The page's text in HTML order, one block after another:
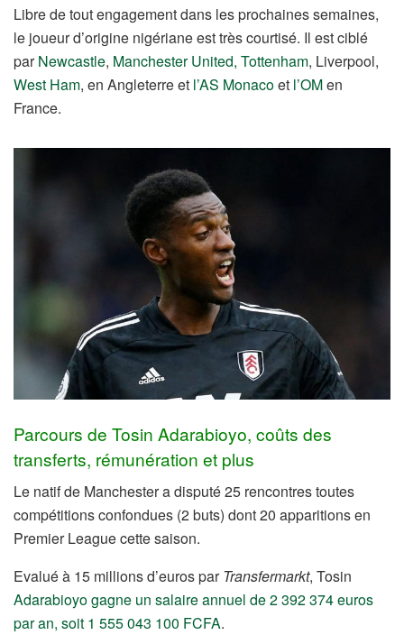
Libre de tout engagement dans les prochaines semaines,
le joueur d’origine nigériane est très courtisé. Il est ciblé
parNewcastle, Manchester United, Tottenham, Liverpool,
West Ham, en Angleterre et l’AS Monacoet l’OMen
France.
Parcours de Tosin Adarabioyo, coûts des
transferts, rémunération et plus
Le natif de Manchester a disputé 25 rencontres toutes
compétitions confondues (2 buts) dont 20 apparitions en
Premier League cette saison.
Evalué à 15 millions d’euros par Transfermarkt, Tosin
Adarabioyo gagne un salaire annuel de 2 392 374 euros
par an, soit 1 555 043 100 FCFA.